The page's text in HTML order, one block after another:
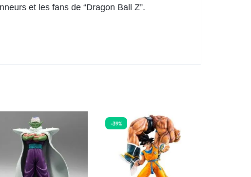
et les fans de “Dragon Ball Z”.
-39%